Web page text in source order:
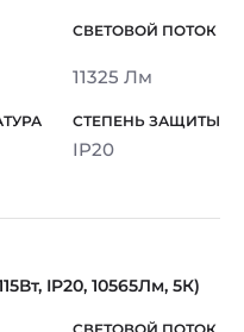
11325 Лм
IP20
IP20, 10565Лм, 5К)